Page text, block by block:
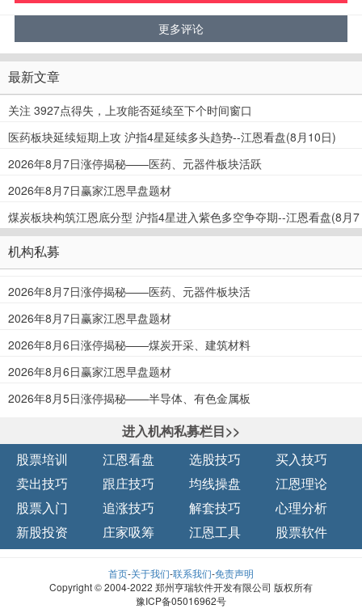
最新文章
关注 3927点得失，上攻能否延续至下个时间窗口
医药板块延续短期上攻 沪指4星延续多头趋势--江恩看盘(8月10日)
2026年8月7日涨停揭秘——医药、元器件板块活跃
2026年8月7日赢家江恩早盘题材
煤炭板块构筑江恩底分型 沪指4星进入紫色多空争夺期--江恩看盘(8月7
日)
机构私募
2026年8月7日涨停揭秘——医药、元器件板块活
2026年8月7日赢家江恩早盘题材
2026年8月6日涨停揭秘——煤炭开采、建筑材料
2026年8月6日赢家江恩早盘题材
2026年8月5日涨停揭秘——半导体、有色金属板
进入机构私募栏目>>
股票培训 江恩看盘 选股技巧
买入技巧
卖出技巧
跟庄技巧 均线操盘
江恩理论
股票入门
追涨技巧 解套技巧
心理分析
新股投资
庄家吸筹 江恩工具 股票软件
首页-关于我们-联系我们-免责声明
Copyright © 2004-2022 郑州亨瑞软件开发有限公司 版权所有
豫ICP备05016962号